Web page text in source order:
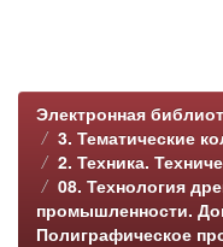
Электронная
3. Тематические
2. Техника.
08. Технология
промышленности.
Полиграфическое